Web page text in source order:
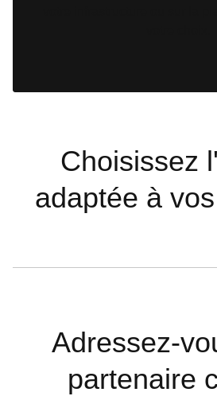
Choisissez
adaptée à
Adressez-
partenaire